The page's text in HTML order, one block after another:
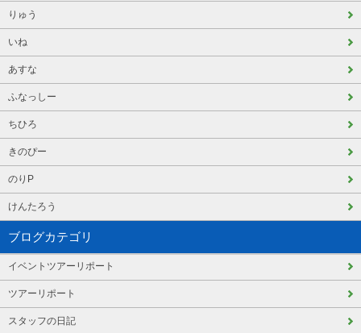
りゅう
いね
あすな
ふなっしー
ちひろ
きのぴー
のりP
けんたろう
ブログカテゴリ
イベントツアーリポート
ツアーリポート
スタッフの日記